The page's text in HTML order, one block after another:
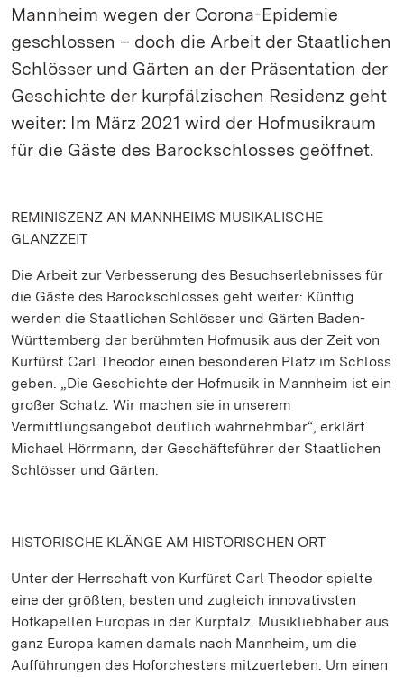
Mannheim wegen der Corona-Epidemie
geschlossen – doch die Arbeit der Staatlichen
Schlösser und Gärten an der Präsentation der
Geschichte der kurpfälzischen Residenz geht
weiter: Im März 2021 wird der Hofmusikraum
für die Gäste des Barockschlosses geöffnet.
REMINISZENZ AN MANNHEIMS MUSIKALISCHE
GLANZZEIT
Die Arbeit zur Verbesserung des Besuchserlebnisses für
die Gäste des Barockschlosses geht weiter: Künftig
werden die Staatlichen Schlösser und Gärten Baden-
Württemberg der berühmten Hofmusik aus der Zeit von
Kurfürst Carl Theodor einen besonderen Platz im Schloss
geben. „Die Geschichte der Hofmusik in Mannheim ist ein
großer Schatz. Wir machen sie in unserem
Vermittlungsangebot deutlich wahrnehmbar“, erklärt
Michael Hörrmann, der Geschäftsführer der Staatlichen
Schlösser und Gärten.
HISTORISCHE KLÄNGE AM HISTORISCHEN ORT
Unter der Herrschaft von Kurfürst Carl Theodor spielte
eine der größten, besten und zugleich innovativsten
Hofkapellen Europas in der Kurpfalz. Musikliebhaber aus
ganz Europa kamen damals nach Mannheim, um die
Aufführungen des Hoforchesters mitzuerleben. Um einen